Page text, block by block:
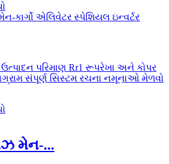
ઉત્પાદન પરિમાણ Rr1 રૂપરેખા અને કોપર
સંપૂર્ણ સિસ્ટમ રચના નમૂનાઓ મેળવો
મેન-...